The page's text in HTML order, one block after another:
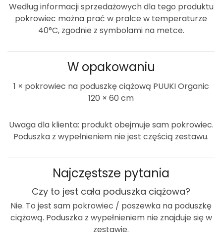
Według informacji sprzedażowych dla tego produktu
pokrowiec można prać w pralce w temperaturze
40°C, zgodnie z symbolami na metce.
W opakowaniu
1 × pokrowiec na poduszkę ciążową PUUKI Organic
120 × 60 cm
Uwaga dla klienta: produkt obejmuje sam pokrowiec.
Poduszka z wypełnieniem nie jest częścią zestawu.
Najczęstsze pytania
Czy to jest cała poduszka ciążowa?
Nie. To jest sam pokrowiec / poszewka na poduszkę
ciążową. Poduszka z wypełnieniem nie znajduje się w
zestawie.